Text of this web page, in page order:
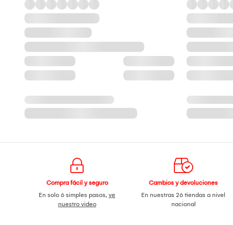
Compra fácil y seguro
En solo 6 simples pasos,ve
nuestro video
Cambios y devoluciones
En nuestras 26 tiendas a nivel
nacional